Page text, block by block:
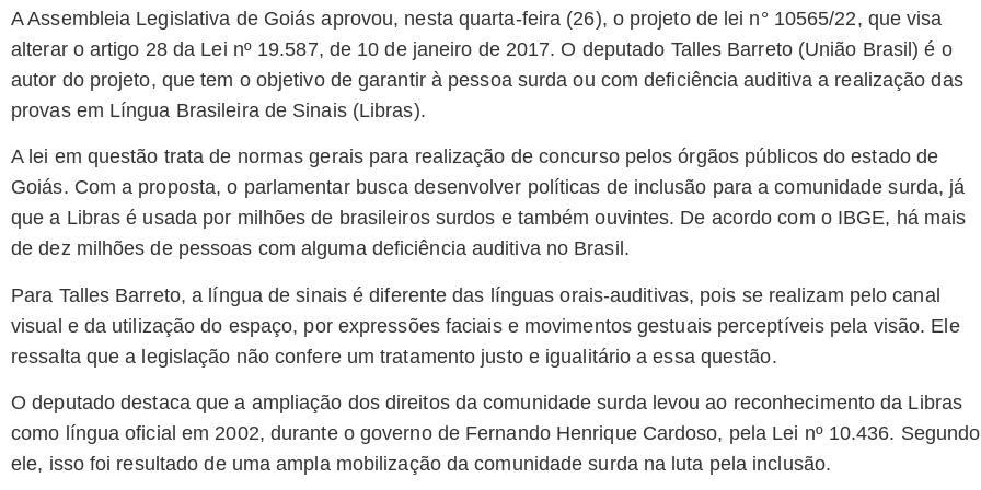
A Assembleia Legislativa de Goiás aprovou, nesta quarta-feira (26), o projeto de lei n° 10565/22, que visa
alterar o artigo 28 da Lei nº 19.587, de 10 de janeiro de 2017. O deputado Talles Barreto (União Brasil) é o
autor do projeto, que tem o objetivo de garantir à pessoa surda ou com deficiência auditiva a realização das
provas em Língua Brasileira de Sinais (Libras).
A lei em questão trata de normas gerais para realização de concurso pelos órgãos públicos do estado de
Goiás. Com a proposta, o parlamentar busca desenvolver políticas de inclusão para a comunidade surda, já
que a Libras é usada por milhões de brasileiros surdos e também ouvintes. De acordo com o IBGE, há mais
de dez milhões de pessoas com alguma deficiência auditiva no Brasil.
Para Talles Barreto, a língua de sinais é diferente das línguas orais-auditivas, pois se realizam pelo canal
visual e da utilização do espaço, por expressões faciais e movimentos gestuais perceptíveis pela visão. Ele
ressalta que a legislação não confere um tratamento justo e igualitário a essa questão.
O deputado destaca que a ampliação dos direitos da comunidade surda levou ao reconhecimento da Libras
como língua oficial em 2002, durante o governo de Fernando Henrique Cardoso, pela Lei nº 10.436. Segundo
ele, isso foi resultado de uma ampla mobilização da comunidade surda na luta pela inclusão.